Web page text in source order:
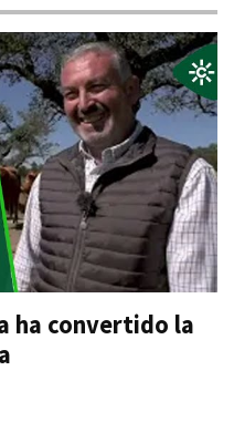
ha convertido la